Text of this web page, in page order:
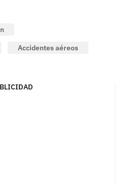
Accidentes aéreos